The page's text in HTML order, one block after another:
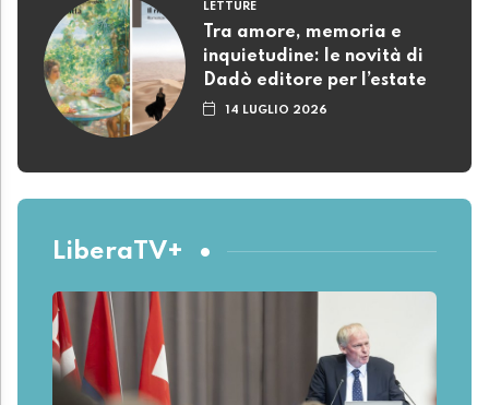
LETTURE
Tra amore, memoria e
inquietudine: le novità di
Dadò editore per l’estate
14 LUGLIO 2026
LiberaTV+